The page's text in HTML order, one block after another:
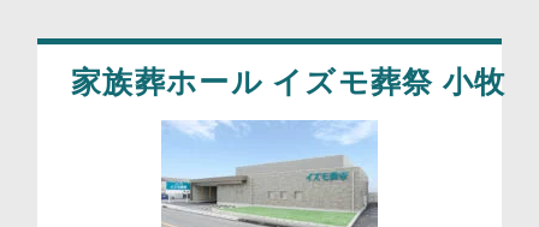
家族葬ホール イズモ葬祭 小牧